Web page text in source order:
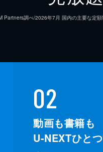
Partners調べ/2026年7⽉ 国内の主要な定
02
動画も書籍も
U-NEXTひとつ